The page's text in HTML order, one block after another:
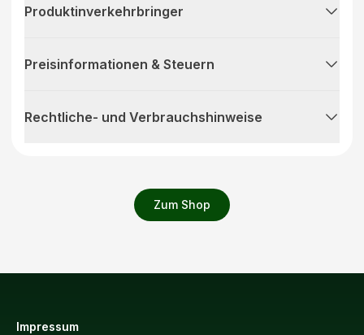
Zum Shop
Produktinverkehrbringer
Preisinformationen & Steuern
Rechtliche- und Verbrauchshinweise
Impressum